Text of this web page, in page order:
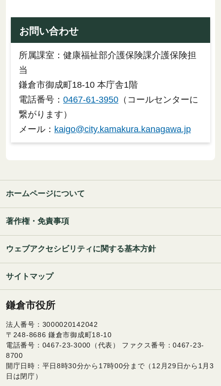
お問い合わせ
所属課室：健康福祉部介護保険課介護保険担
当
鎌倉市御成町18-10 本庁舎1階
電話番号： 0467-61-3950 （コールセンターに
繋がります）
メール： kaigo@city.kamakura.kanagawa.jp
ホームページについて
著作権・免責事項
ウェブアクセシビリティに関する基本方針
サイトマップ
鎌倉市役所
法人番号：3000020142042
〒248-8686 鎌倉市御成町18-10
電話番号：0467-23-3000（代表） ファクス番号：0467-23-
8700
開庁日時：平日8時30分から17時00分まで（12月29日から1月3
日は閉庁）